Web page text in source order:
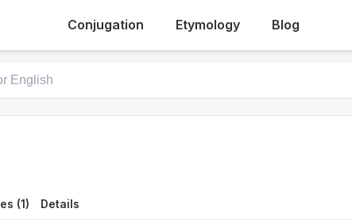
Conjugation Etymology Blog
(1) Details